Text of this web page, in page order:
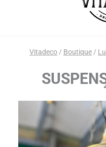
Vitadeco / Boutique /